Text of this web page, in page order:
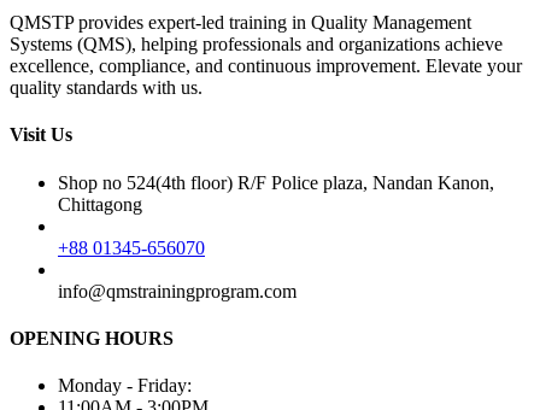
QMSTP provides expert-led training in Quality Management
Systems (QMS), helping professionals and organizations achieve
excellence, compliance, and continuous improvement. Elevate your
quality standards with us.
Visit Us
Shop no 524(4th floor) R/F Police plaza, Nandan Kanon,
Chittagong
+88 01345-656070
info@qmstrainingprogram.com
OPENING HOURS
Monday - Friday: